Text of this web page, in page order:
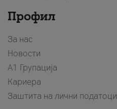
Профил
За нас
Новости
А1 Групација
Кариера
Заштита на лични податоци